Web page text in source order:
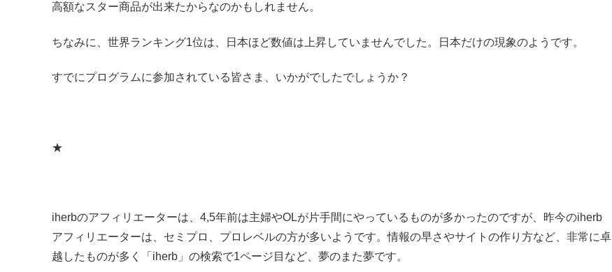
高額なスター商品が出来たからなのかもしれません。
ちなみに、世界ランキング1位は、日本ほど数値は上昇していませんでした。日本だけの現象のようです。
すでにプログラムに参加されている皆さま、いかがでしたでしょうか？
★
iherbのアフィリエーターは、4,5年前は主婦やOLが片手間にやっているものが多かったのですが、昨今のiherb
アフィリエーターは、セミプロ、プロレベルの方が多いようです。情報の早さやサイトの作り方など、非常に卓
越したものが多く「iherb」の検索で1ページ目など、夢のまた夢です。